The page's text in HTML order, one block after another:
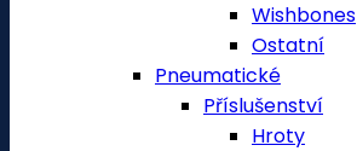
Wishbones
Ostatní
Pneumatické
Příslušenství
Hroty